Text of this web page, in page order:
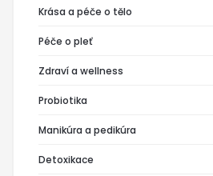
Krása a péče o tělo
Péče o pleť
Zdraví a wellness
Probiotika
Manikúra a pedikúra
Detoxikace